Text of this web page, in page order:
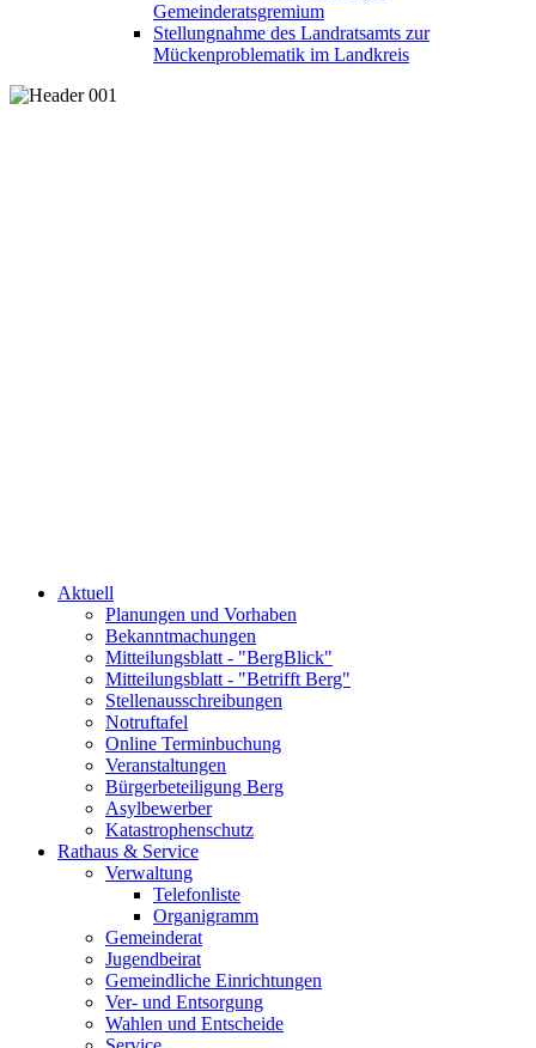
Gemeinderatsgremium
Stellungnahme des Landratsamts zur
Mückenproblematik im Landkreis
Aktuell
Planungen und Vorhaben
Bekanntmachungen
Mitteilungsblatt - "BergBlick"
Mitteilungsblatt - "Betrifft Berg"
Stellenausschreibungen
Notruftafel
Online Terminbuchung
Veranstaltungen
Bürgerbeteiligung Berg
Asylbewerber
Katastrophenschutz
Rathaus & Service
Verwaltung
Telefonliste
Organigramm
Gemeinderat
Jugendbeirat
Gemeindliche Einrichtungen
Ver- und Entsorgung
Wahlen und Entscheide